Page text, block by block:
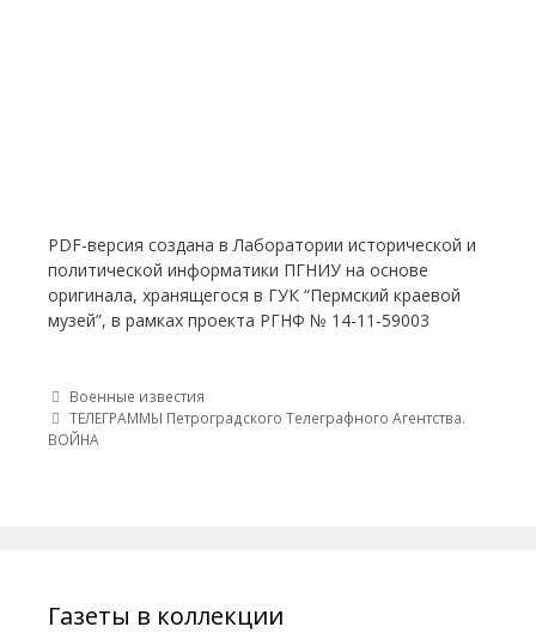
PDF-версия создана в Лаборатории исторической и
политической информатики ПГНИУ на основе
оригинала, хранящегося в ГУК “Пермский краевой
музей”, в рамках проекта РГНФ № 14-11-59003
Post navigation
Военные известия
ТЕЛЕГРАММЫ Петроградского Телеграфного Агентства.
ВОЙНА
Газеты в коллекции